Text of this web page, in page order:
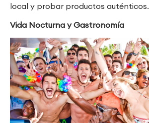
local y probar productos auténticos.
Vida Nocturna y Gastronomía